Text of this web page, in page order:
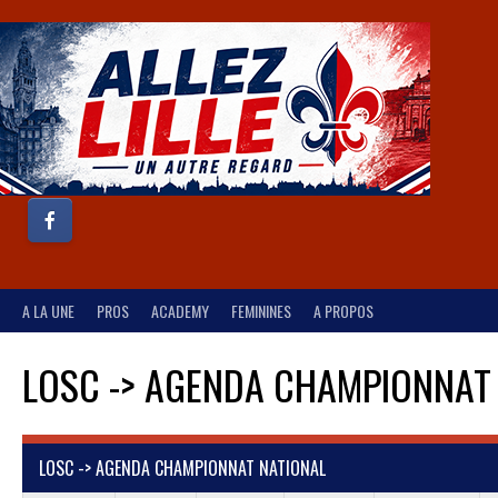
A LA UNE PROS ACADEMY FEMININES A PROPOS
LOSC -> AGENDA
LOSC -> AGENDA CHAMPIONNAT NATIONAL